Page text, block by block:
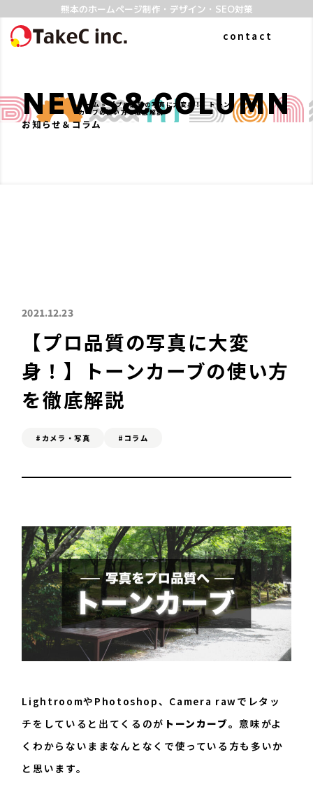
熊本のホームページ制作・デザイン・SEO対策
contact
ホームページ制作
SEO対策&MEO対策
Web広告
096-200-8603 平日：9:00~17:45
NEWS&COLUMN
お知らせ＆コラム
ホーム»【プロ品質の写真に大変身！】トーン
カーブの使い方を徹底解説
2021.12.23
【プロ品質の写真に大変
身！】トーンカーブの使い方
を徹底解説
#カメラ・写真 #コラム
LightroomやPhotoshop、Camera rawでレタッ
チをしていると出てくるのが トーンカーブ。 意味がよ
くわからないままなんとなくで使っている方も多いか
と思います。